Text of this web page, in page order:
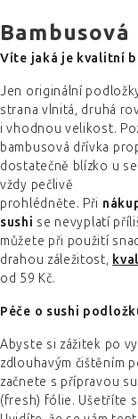
Víte jaká je kvalitní
Jen originální
strana vlnitá, druhá
i vhodnou velikost.
bambusová dřívka
dostatečně blízko u
vždy pečlivě
prohlédněte. Při
sushi se nevyplatí
můžete při použití
drahou záležitost,
od 59 Kč.
Péče o sushi
Abyste si zážitek po
zdlouhavým čištěním
začnete s přípravou
(fresh) fólie. Ušetříte